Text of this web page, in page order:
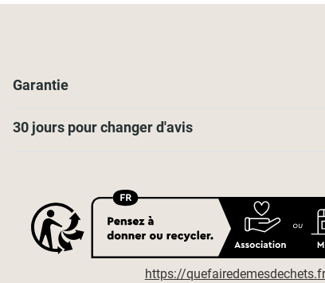
Garantie
30 jours pour changer d'avis
https://quefairedemesdechets.fr